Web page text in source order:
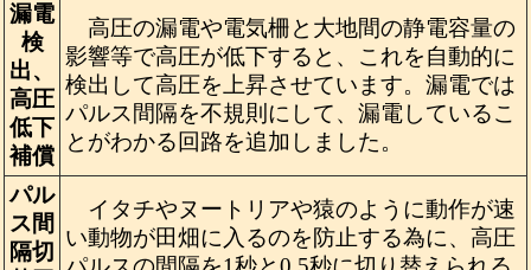
漏電
検
出、
高圧
低下
補償
高圧の漏電や電気柵と大地間の静電容量の
影響等で高圧が低下すると、これを自動的に
検出して高圧を上昇させています。漏電では
パルス間隔を不規則にして、漏電しているこ
とがわかる回路を追加しました。
パル
ス間
隔切
イタチやヌートリアや猿のように動作が速
い動物が田畑に入るのを防止する為に、高圧